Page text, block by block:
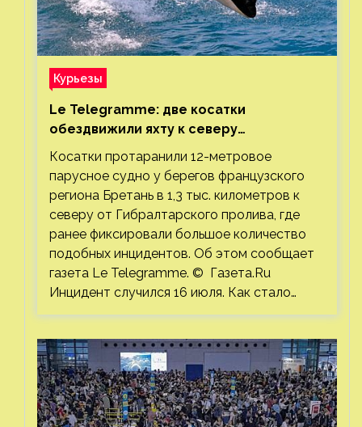
Курьезы
Le Telegramme: две косатки
обездвижили яхту к северу
от Гибралтарского пролива
Косатки протаранили 12-метровое
парусное судно у берегов французского
региона Бретань в 1,3 тыс. километров к
северу от Гибралтарского пролива, где
ранее фиксировали большое количество
подобных инцидентов. Об этом сообщает
газета Le Telegramme. © Газета.Ru
Инцидент случился 16 июля. Как стало…